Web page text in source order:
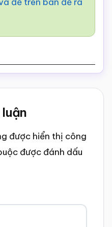
được hiển thị công
được đánh dấu